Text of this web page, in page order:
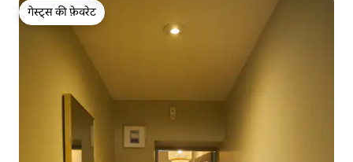
गेस्ट्स की फ़ेवरेट
गेस्ट्स की फ़ेवरेट